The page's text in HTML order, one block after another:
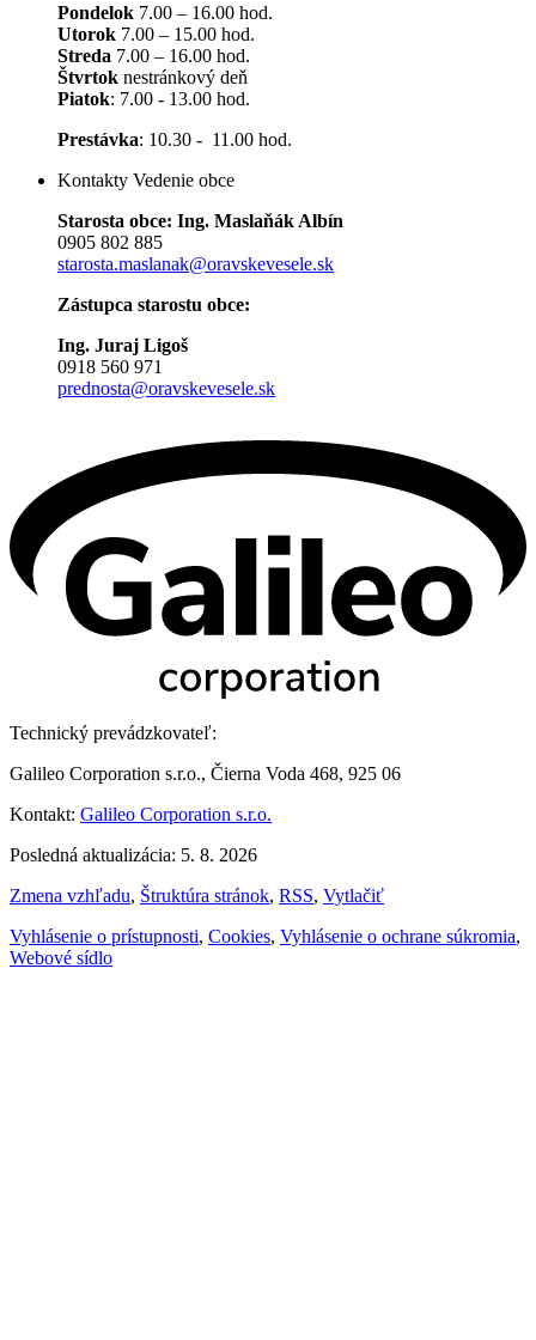
Pondelok 7.00 – 16.00 hod.
Utorok 7.00 – 15.00 hod.
Streda 7.00 – 16.00 hod.
Štvrtok nestránkový deň
Piatok: 7.00 - 13.00 hod.
Prestávka: 10.30 - 11.00 hod.
Kontakty Vedenie obce
Starosta obce: Ing. Maslaňák Albín
0905 802 885
starosta.maslanak@oravskevesele.sk
Zástupca starostu obce:
Ing. Juraj Ligoš
0918 560 971
prednosta@oravskevesele.sk
Technický prevádzkovateľ:
Galileo Corporation s.r.o., Čierna Voda 468, 925 06
Kontakt: Galileo Corporation s.r.o.
Posledná aktualizácia: 5. 8. 2026
Zmena vzhľadu, Štruktúra stránok, RSS, Vytlačiť
Vyhlásenie o prístupnosti, Cookies, Vyhlásenie o ochrane súkromia,
Webové sídlo